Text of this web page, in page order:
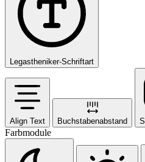
Legastheniker-Schriftart
Align Text Buchstabenabstand
Farbmodule